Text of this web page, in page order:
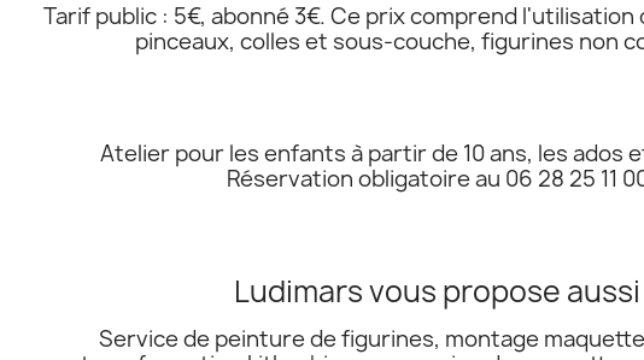
Tarif public : 5€, abonné 3€. Ce prix comprend l'utilisation
pinceaux, colles et sous-couche, figurines non
Atelier pour les enfants à partir de 10 ans, les ados
Réservation obligatoire au 06 28 25 11
Ludimars vous propose aussi
Service de peinture de figurines, montage